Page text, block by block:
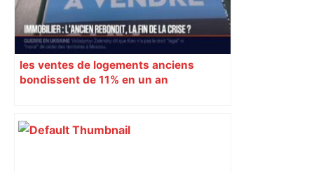
les ventes de logements anciens
bondissent de 11% en un an